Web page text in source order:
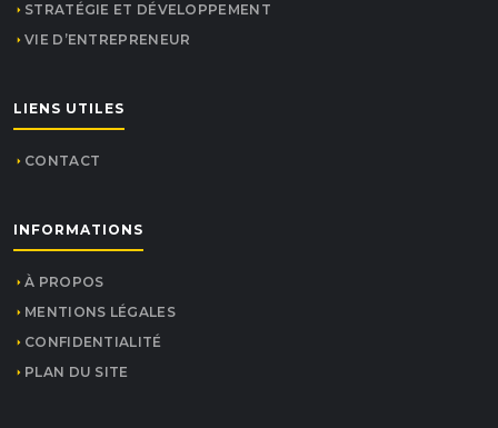
STRATÉGIE ET DÉVELOPPEMENT
VIE D’ENTREPRENEUR
LIENS UTILES
CONTACT
INFORMATIONS
À PROPOS
MENTIONS LÉGALES
CONFIDENTIALITÉ
PLAN DU SITE